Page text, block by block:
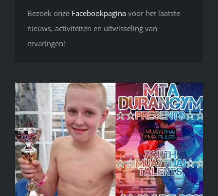
Bezoek onze Facebookpagina voor het laatste
nieuws, activiteiten en uitwisseling van
ervaringen!